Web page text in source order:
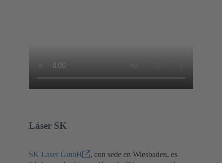
Láser SK
SK Laser GmbH
, con sede en Wiesbaden, es